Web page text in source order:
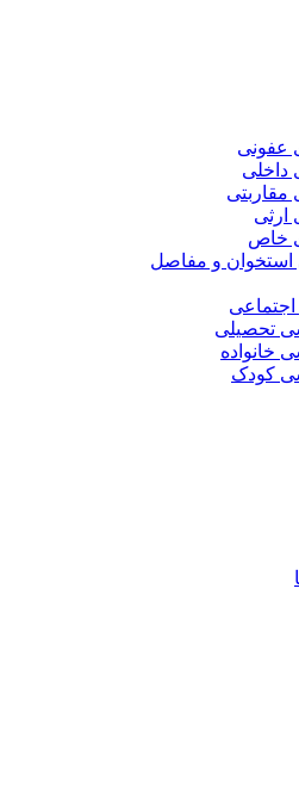
عفونی
داخلی
مقاربتی
ارثی
خاص
استخوان و مفاصل
تحصیلی
خانواده
کودک